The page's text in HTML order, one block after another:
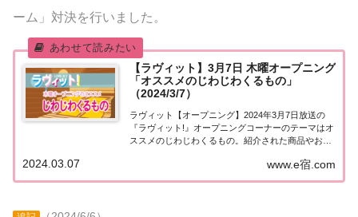
ーム」対決を行いました。
【ラヴィット】3月7日 木曜オープニング
「オススメのじわじわくるもの」
（2024/3/7）
ラヴィット【オープニング】2024年3月7日放送の
『ラヴィット!』オープニングコーナーのテーマはオ
ススメのじわじわくるもの。紹介された商品やお店
スメのじわじわくるもの今日3月7日はサウナの日。
1984年に「サウ（３）ナ（７）」の語呂合...
www.e宿.com
2024.03.07